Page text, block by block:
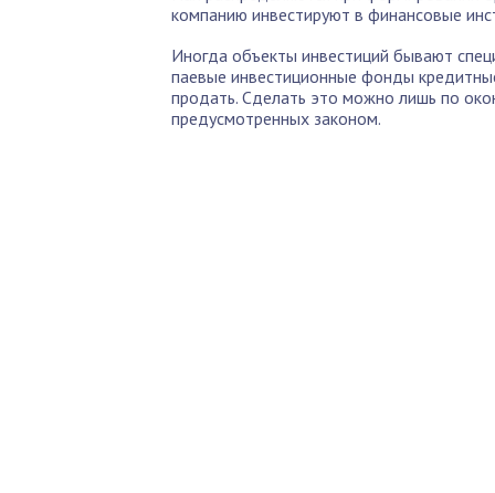
компанию инвестируют в финансовые
Иногда объекты инвестиций бывают
паевые инвестиционные фонды
продать. Сделать это можно лишь по
предусмотренных законом.